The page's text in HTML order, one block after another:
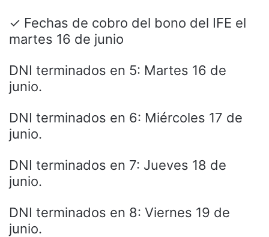
✓ Fechas de cobro del bono del IFE el
martes 16 de junio
DNI terminados en 5: Martes 16 de
junio.
DNI terminados en 6: Miércoles 17 de
junio.
DNI terminados en 7: Jueves 18 de
junio.
DNI terminados en 8: Viernes 19 de
junio.